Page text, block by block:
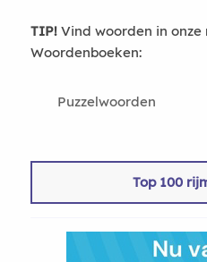
TIP!Vind woorden in onze
Woordenboeken:
Puzzelwoorden
Top 100